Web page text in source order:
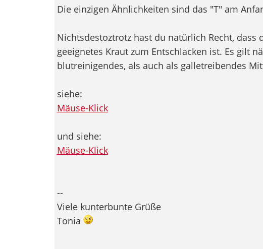
Die einzigen Ähnlichkeiten sind das "T" am
Nichtsdestoztrotz hast du natürlich Recht, dass
geeignetes Kraut zum Entschlacken ist. Es gilt
blutreinigendes, als auch als galletreibendes
siehe:
Mäuse-Klick
und siehe:
Mäuse-Klick
--
Viele kunterbunte Grüße
Tonia